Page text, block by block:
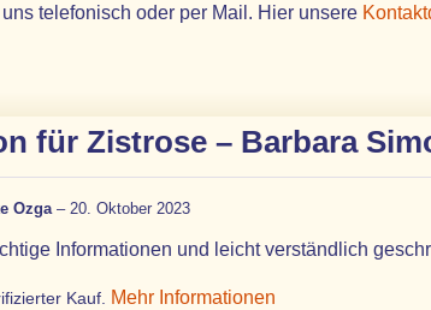
telefonisch oder per Mail. Hier unsere
für Zistrose – Barbara
Ozga – 20. Oktober 2023
Informationen und leicht verständlich
Kauf. Mehr Informationen